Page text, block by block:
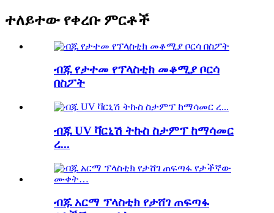
ተለይተው የቀረቡ ምርቶች
ብጁ የታተመ የፕላስቲክ መቆሚያ ቦርሳ
በስፖት
ብጁ UV ቫርኒሽ ትኩስ ስታምፕ ከማሳመር
ረ...
ብጁ አርማ ፕላስቲክ የታሸገ ጠፍጣፋ